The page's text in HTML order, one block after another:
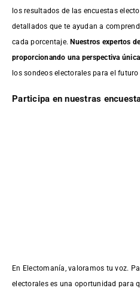
los resultados de las encuestas
detallados que te ayudan a
cada porcentaje.Nuestros expertos
proporcionando una perspectiva única
los sondeos electorales para el
Participa en nuestras
En Electomanía, valoramos tu voz.
electorales es una oportunidad para